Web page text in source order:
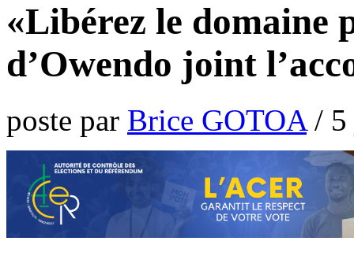
«Libérez le domaine
d’Owendo joint
poste par Brice GOTOA/